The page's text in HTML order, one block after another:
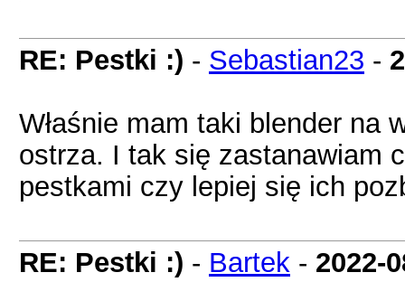
RE: Pestki :) - Sebastian23 -
Właśnie mam taki blender na
ostrza. I tak się zastanawiam
pestkami czy lepiej się ich
RE: Pestki :) - Bartek - 2022-